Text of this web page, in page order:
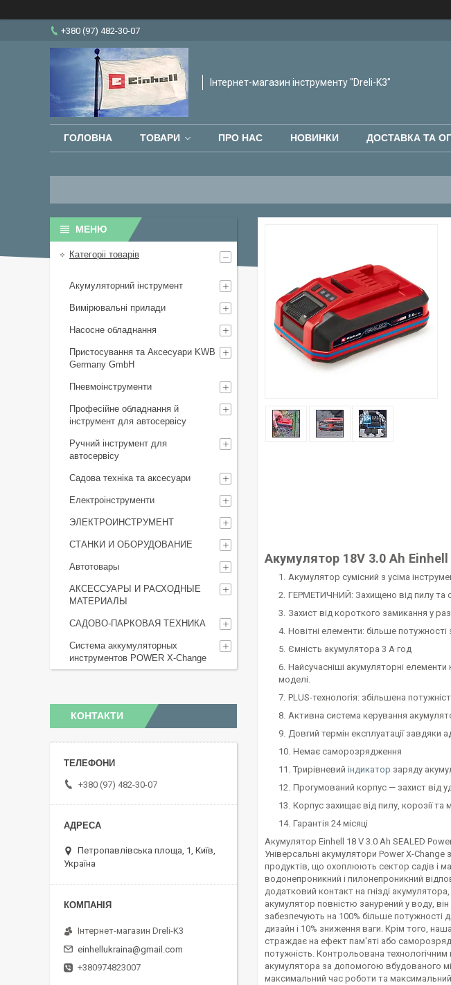
+380 (97) 482-30-07
Інтернет-магазин інструменту "Dreli-K3"
ГОЛОВНА ТОВАРИ ПРО НАС НОВИНКИ ДОСТАВКА ТА
Акумулятор 18V 3.0 Ah Einhell
Акумулятор сумісний з усіма
ГЕРМЕТИЧНИЙ: Захищено від пилу та
Захист від короткого замикання у
Новітні елементи: більше
Ємність акумулятора 3 А·год
Найсучасніші акумуляторні
моделі.
PLUS-технологія: збільшена
Активна система керування
Довгий термін експлуатації
Немає саморозрядження
Трирівневий індикатор заряду
Прогумований корпус — захист від
Корпус захищає від пилу, корозії
Гарантія 24 місяці
Акумулятор Einhell 18 V 3.0 Ah SEALED
Універсальні акумулятори Power X-Change
продуктів, що охоплюють сектор садів і
водонепроникний і пилонепроникний
додатковий контакт на гнізді
акумулятор повністю занурений у воду,
забезпечують на 100% більше потужності
дизайн і 10% зниження ваги. Крім того,
страждає на ефект пам'яті або
потужність. Контрольована
акумулятора за допомогою вбудованого
максимальний час роботи та
Категоріі товарів
Акумуляторний інструмент
Вимірювальні прилади
Насосне обладнання
Пристосування та Аксесуари KWB
Germany GmbH
Пневмоінструменти
Професійне обладнання й
інструмент для автосервісу
Ручний інструмент для
автосервісу
Садова техніка та аксесуари
Електроінструменти
ЭЛЕКТРОИНСТРУМЕНТ
СТАНКИ И ОБОРУДОВАНИЕ
Автотовары
АКСЕССУАРЫ И РАСХОДНЫЕ
МАТЕРИАЛЫ
САДОВО-ПАРКОВАЯ ТЕХНИКА
Система аккумуляторных
инструментов POWER X-Change
КОНТАКТИ
+380 (97) 482-30-07
Петропавлівська площа, 1, Київ,
Україна
Інтернет-магазин Dreli-K3
einhellukraina@gmail.com
+380974823007